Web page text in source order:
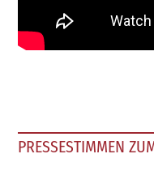
PRESSESTIMMEN